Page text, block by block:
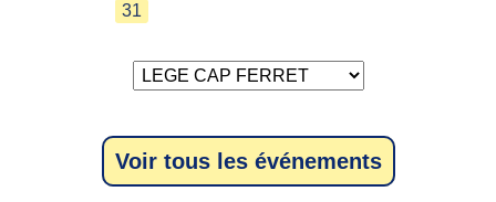
31
Voir tous les événements